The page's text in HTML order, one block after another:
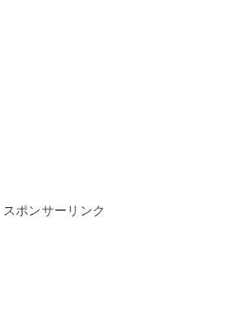
スポンサーリンク